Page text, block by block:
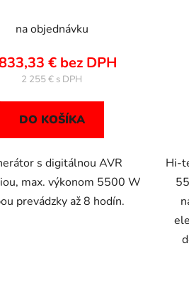
na objednávku
€ bez DPH
2 255 €
DO KOŠÍKA
s digitálnou AVR
max. výkonom 5500 W
prevádzky až 8 hodín.
Hi-